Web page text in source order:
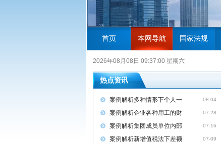
首页 本网导航 国家法规
2026年08月08日 09:37:01 星期六
热点资讯
案例解析多种情形下个人一 08-04
案例解析企业各种用工的财 07-28
案例解析集团成员单位内部 07-16
案例解析新增值税法下差额 07-09